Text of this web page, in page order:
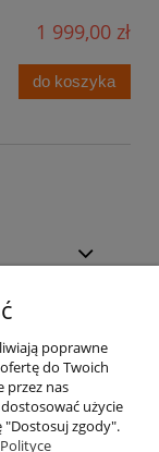
1 999,00 zł
do koszyka
poprawne
do Twoich
przez nas
użycie
"Dostosuj zgody".